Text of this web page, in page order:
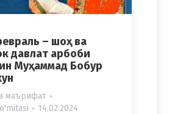
– шоҳ ва
давлат арбоби
Муҳаммад Бобур
маърифат
14.02.2024